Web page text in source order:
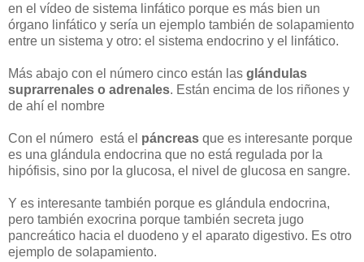
en el vídeo de sistema linfático porque es más bien un
órgano linfático y sería un ejemplo también de solapamiento
entre un sistema y otro: el sistema endocrino y el linfático.
Más abajo con el número cinco están las glándulas
suprarrenales o adrenales. Están encima de los riñones y
de ahí el nombre
Con el número está el páncreas que es interesante porque
es una glándula endocrina que no está regulada por la
hipófisis, sino por la glucosa, el nivel de glucosa en sangre.
Y es interesante también porque es glándula endocrina,
pero también exocrina porque también secreta jugo
pancreático hacia el duodeno y el aparato digestivo. Es otro
ejemplo de solapamiento.